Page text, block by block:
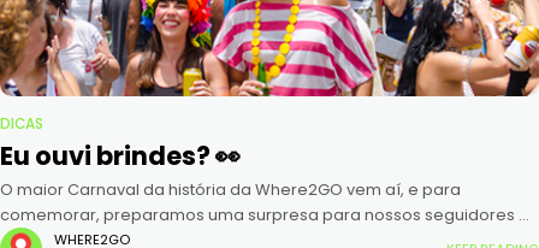
DICAS
Eu ouvi brindes? 👀
O maior Carnaval da história da Where2GO vem aí, e para
comemorar, preparamos uma surpresa para nossos seguidores e
usuários do app! Este ano, você poderá retirar brindes exclusivos
WHERE2GO